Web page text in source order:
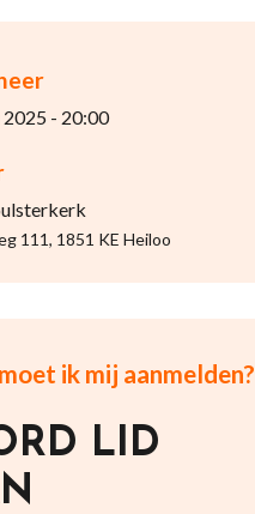
2025 - 20:00
111, 1851 KE Heiloo
ik mij aanmelden?
LID